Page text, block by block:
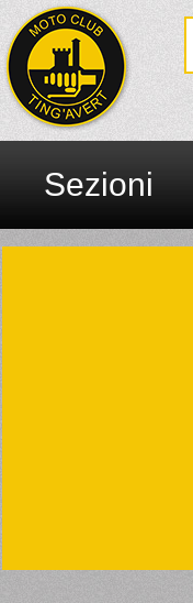
Sezioni